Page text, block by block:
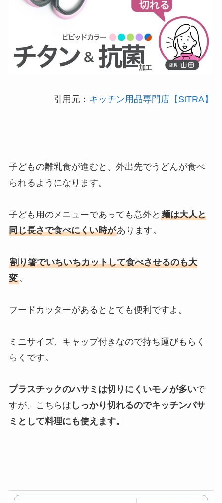
引用元： キッチン用品専門店【SiTRA】
子どもの離乳食が進むと、外出先でうどんが食べ
られるようになります。
子ども用のメニューであっても意外と 麺は大人と
同じ長さで食べにくい時があります。
割り箸でいちいちカットして食べさせるのも大
変。
フードカッターがあるととても便利ですよ。
ミニサイズ、キャップ付きなので持ち運びもらく
らくです。
プラスチックのハサミは切りにくいモノが多いで
すが、こちらは しっかり切れるのでキッチンバサ
ミとして料理にも使えます。